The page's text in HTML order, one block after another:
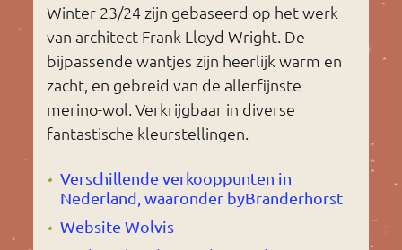
Winter 23/24 zijn gebaseerd op het werk
van architect Frank Lloyd Wright. De
bijpassende wantjes zijn heerlijk warm en
zacht, en gebreid van de allerfijnste
merino-wol. Verkrijgbaar in diverse
fantastische kleurstellingen.
Verschillende verkooppunten in
Nederland, waaronder byBranderhorst
Website Wolvis